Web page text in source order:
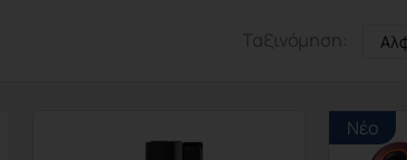
Ταξινόμηση:
Νέο